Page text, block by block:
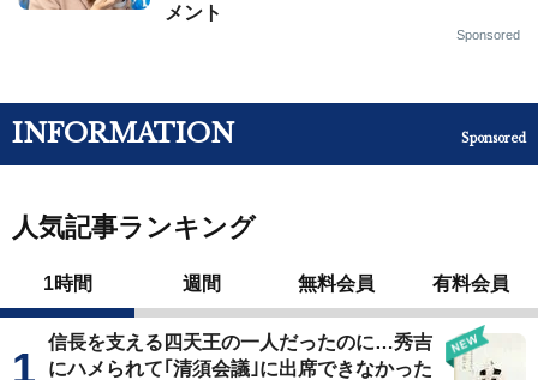
メント
Sponsored
INFORMATION Sponsored
人気記事ランキング
1時間 週間 無料会員 有料会員
信長を支える四天王の一人だったのに…秀吉
にハメられて｢清須会議｣に出席できなかった